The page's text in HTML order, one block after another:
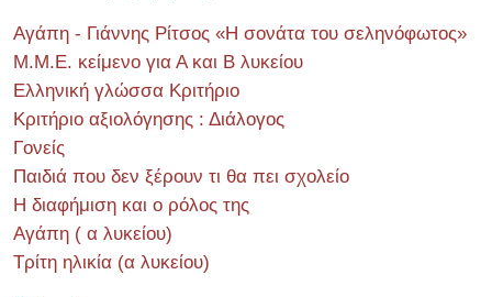
Αγάπη - Γιάννης Ρίτσος «Η σονάτα του σεληνόφωτος»
Μ.Μ.Ε. κείμενο για Α και Β λυκείου
Ελληνική γλώσσα Κριτήριο
Κριτήριο αξιολόγησης : Διάλογος
Γονείς
Παιδιά που δεν ξέρουν τι θα πει σχολείο
Η διαφήμιση και ο ρόλος της
Αγάπη ( α λυκείου)
Τρίτη ηλικία (α λυκείου)